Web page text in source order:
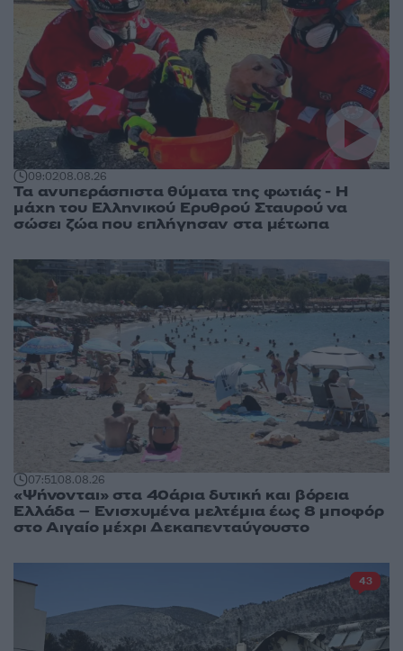
09:0208.08.26
Τα ανυπεράσπιστα θύματα της φωτιάς - Η
μάχη του Ελληνικού Ερυθρού Σταυρού να
σώσει ζώα που επλήγησαν στα μέτωπα
07:5108.08.26
«Ψήνονται» στα 40άρια δυτική και βόρεια
Ελλάδα – Ενισχυμένα μελτέμια έως 8 μποφόρ
στο Αιγαίο μέχρι Δεκαπενταύγουστο
43